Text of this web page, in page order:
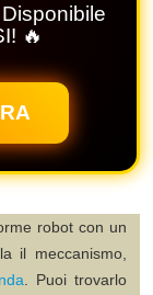
🔥
robot con un
il meccanismo,
. Puoi trovarlo